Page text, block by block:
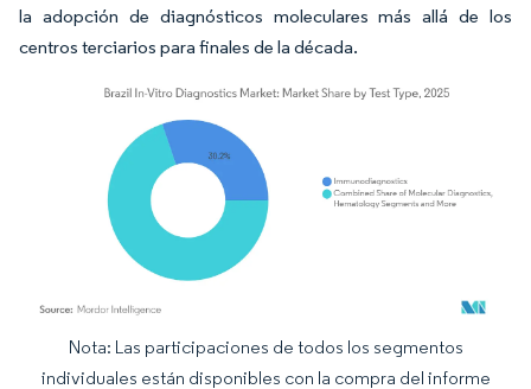
la adopción de diagnósticos moleculares más allá de los
centros terciarios para finales de la década.
Imagen © Mordor Intelligence. El uso requiere atribución según CC BY 4.0.
Nota: Las participaciones de todos los segmentos
individuales están disponibles con la compra del informe